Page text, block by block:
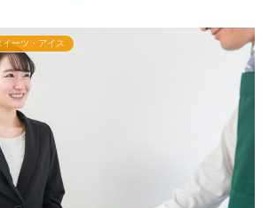
ーツ・アイス